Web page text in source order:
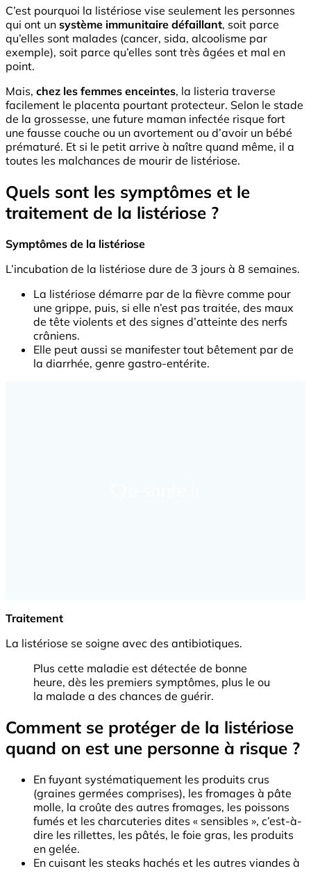
C’est pourquoi la listériose vise seulement les personnes
qui ont un système immunitaire défaillant, soit parce
qu’elles sont malades (cancer, sida, alcoolisme par
exemple), soit parce qu’elles sont très âgées et mal en
point.
Mais, chez les femmes enceintes, la listeria traverse
facilement le placenta pourtant protecteur. Selon le stade
de la grossesse, une future maman infectée risque fort
une fausse couche ou un avortement ou d’avoir un bébé
prématuré. Et si le petit arrive à naître quand même, il a
toutes les malchances de mourir de listériose.
Quels sont les symptômes et le
traitement de la listériose ?
Symptômes de la listériose
L’incubation de la listériose dure de 3 jours à 8 semaines.
La listériose démarre par de la fièvre comme pour
une grippe, puis, si elle n’est pas traitée, des maux
de tête violents et des signes d’atteinte des nerfs
crâniens.
Elle peut aussi se manifester tout bêtement par de
la diarrhée, genre gastro-entérite.
Traitement
La listériose se soigne avec des antibiotiques.
Plus cette maladie est détectée de bonne
heure, dès les premiers symptômes, plus le ou
la malade a des chances de guérir.
Comment se protéger de la listériose
quand on est une personne à risque ?
En fuyant systématiquement les produits crus
(graines germées comprises), les fromages à pâte
molle, la croûte des autres fromages, les poissons
fumés et les charcuteries dites « sensibles », c’est-à-
dire les rillettes, les pâtés, le foie gras, les produits
en gelée.
En cuisant les steaks hachés et les autres viandes à